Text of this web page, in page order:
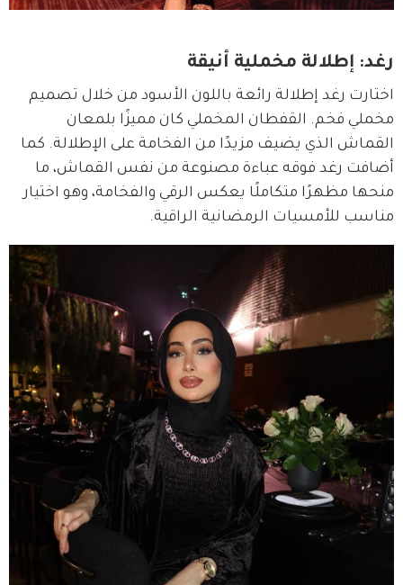
رغد: إطلالة مخملية أنيقة
اختارت رغد إطلالة رائعة باللون الأسود من خلال تصميم
مخملي فخم. القفطان المخملي كان مميزًا بلمعان
القماش الذي يضيف مزيدًا من الفخامة على الإطلالة. كما
أضافت رغد فوقه عباءة مصنوعة من نفس القماش، ما
منحها مظهرًا متكاملًا يعكس الرقي والفخامة، وهو اختيار
مناسب للأمسيات الرمضانية الراقية.